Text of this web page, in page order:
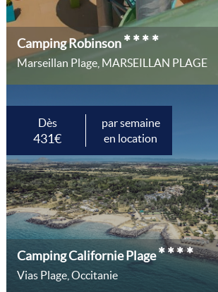
Camping Robinson****
Marseillan Plage, MARSEILLAN PLAGE
Dès
431€
par semaine
en location
Camping Californie Plage****
Vias Plage, Occitanie